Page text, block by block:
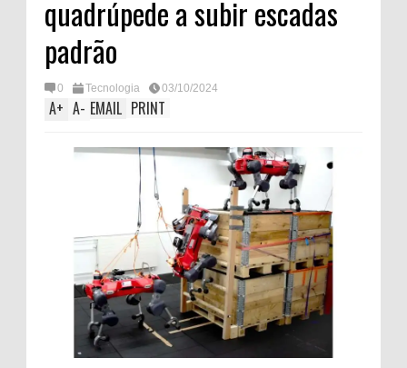
quadrúpede a subir escadas
padrão
0 Tecnologia 03/10/2024
A+ A- EMAIL PRINT